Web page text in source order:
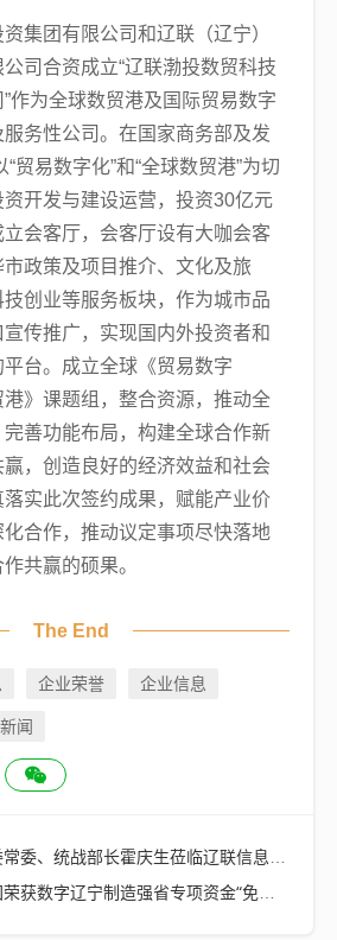
集团有限公司和辽联（辽宁）
司合资成立“辽联渤投数贸科技
”作为全球数贸港及国际贸易数字
务性公司。在国家商务部及发
贸易数字化”和“全球数贸港”为切
资开发与建设运营，投资30亿元
会客厅，会客厅设有大咖会客
政策及项目推介、文化及旅
创业等服务板块，作为城市品
传推广，实现国内外投资者和
台。成立全球《贸易数字
》课题组，整合资源，推动全
善功能布局，构建全球合作新
，创造良好的经济效益和社会
实此次签约成果，赋能产业价
合作，推动议定事项尽快落地
共赢的硕果。
The End
企业荣誉
企业信息
闻
委、统战部长霍庆生莅临辽联信息调研指导
数字辽宁制造强省专项资金“免申即享”奖励